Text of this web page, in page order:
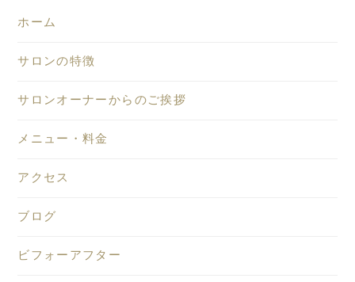
ホーム
サロンの特徴
サロンオーナーからのご挨拶
メニュー・料金
アクセス
ブログ
ビフォーアフター